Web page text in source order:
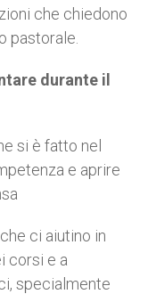
che chiedono
pastorale.
durante il
si è fatto nel
e aprire
ci aiutino in
corsi e a
specialmente